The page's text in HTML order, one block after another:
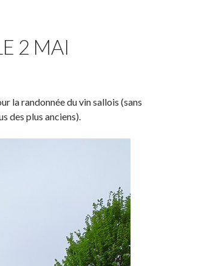
2 MAI
la randonnée du vin sallois (sans
des plus anciens).